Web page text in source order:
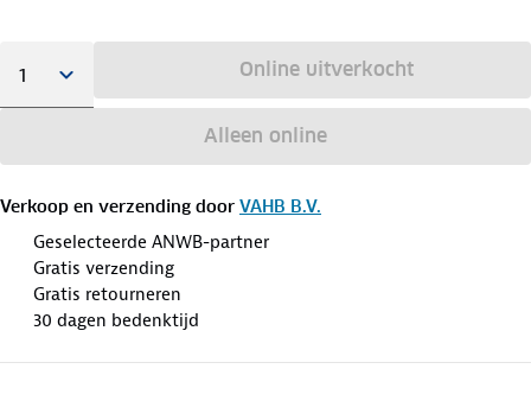
Online uitverkocht
Alleen online
Verkoop en verzending door VAHB B.V.
Geselecteerde ANWB-partner
Gratis verzending
Gratis retourneren
30 dagen bedenktijd